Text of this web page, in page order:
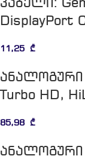
კაბელი:
DisplayPort
11,25 ₾
ანალოგური
Turbo HD,
85,98 ₾
ანალოგური